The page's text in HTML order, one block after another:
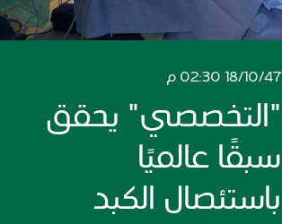
18/10/47 02:30 م
"التخصصي" يحقق
سبقًا عالميًا
باستئصال الكبد